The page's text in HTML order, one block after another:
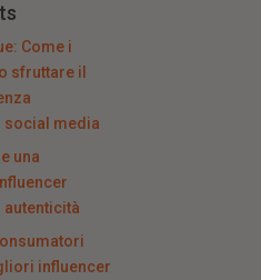
Come i
sfruttare il
social media
una
influencer